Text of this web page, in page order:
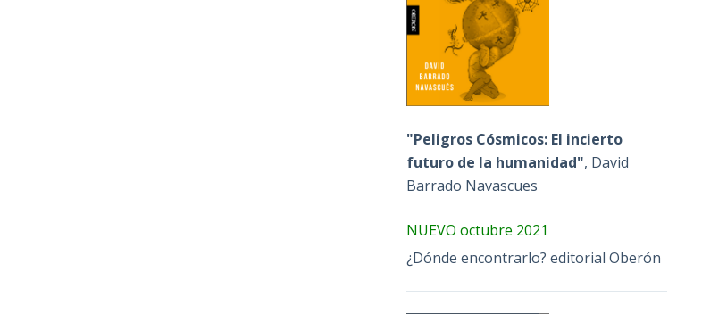
"Peligros Cósmicos: El incierto
futuro de la humanidad", David
Barrado Navascues
NUEVO octubre 2021
¿Dónde encontrarlo? editorial Oberón